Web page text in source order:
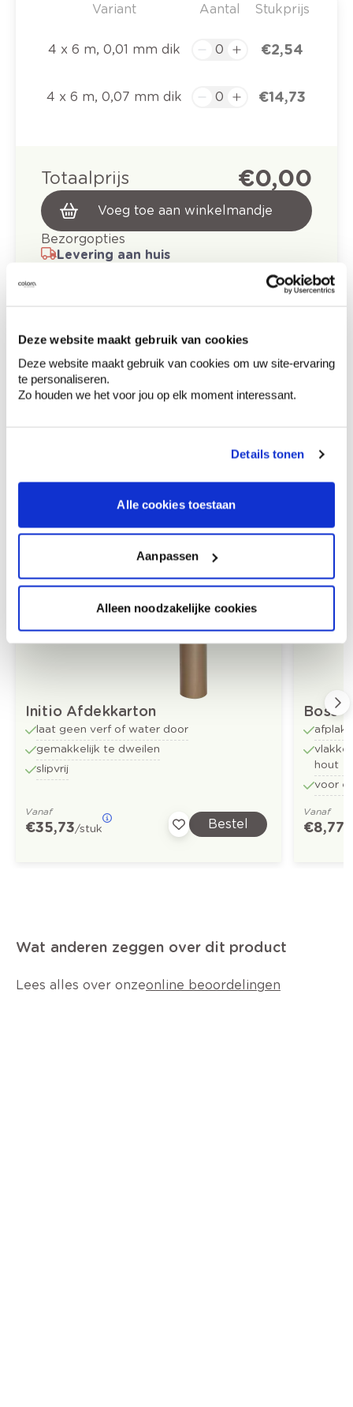
Deze website maakt gebruik van cookies
Deze website maakt gebruik van cookies om uw site-ervaring
te personaliseren.
Zo houden we het voor jou op elk moment interessant.
Details tonen
Alle cookies toestaan
Aanpassen
Alleen noodzakelijke cookies
Variant Aantal Stukprijs
4 x 6 m, 0,01 mm dik € 2,54
4 x 6 m, 0,07 mm dik € 14,73
Totaalprijs € 0,00
Voeg toe aan winkelmandje
Bezorgopties
Levering aan huis
Productkenmerken
Hoe te gebruiken?
Aanbevolen producten
Initio Afdekkarton
laat geen verf of water door
gemakkelijk te dweilen
slipvrij
Vanaf
€ 35,73/stuk Bestel
Boss
hout
voor
Vanaf
€ 8,77
Wat anderen zeggen over dit product
Lees alles over onzeonline beoordelingen